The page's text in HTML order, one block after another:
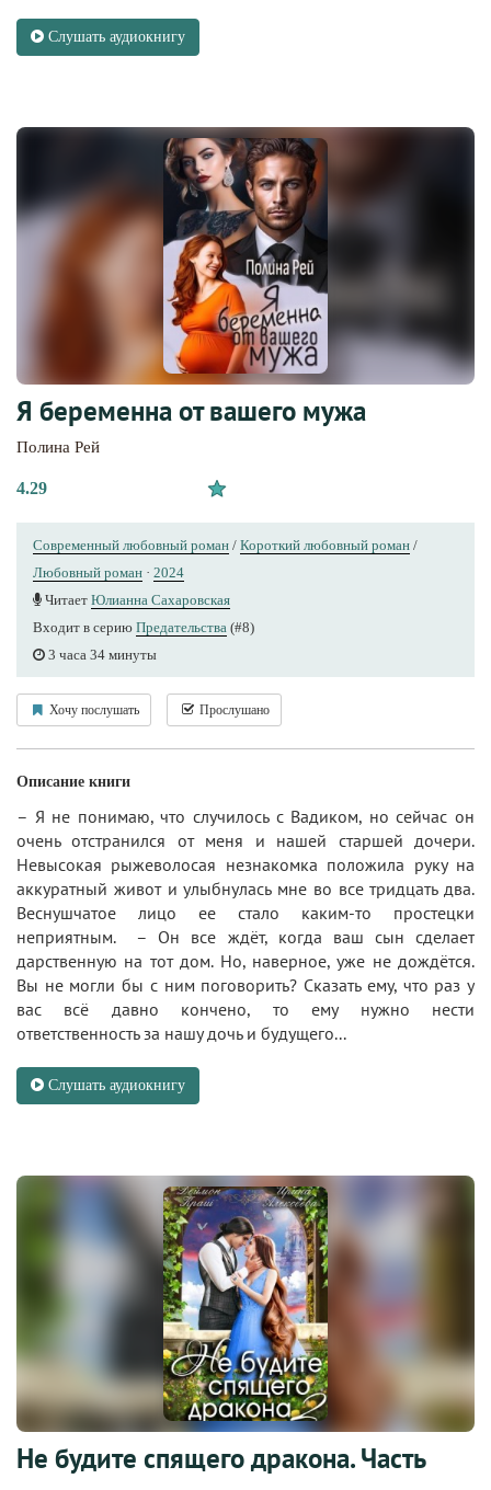
Слушать аудиокнигу
Я беременна от вашего мужа
Полина Рей
4.29
Современный любовный роман / Короткий любовный роман /
Любовный роман · 2024
Читает Юлианна Сахаровская
Входит в серию Предательства (#8)
3 часа 34 минуты
Хочу послушать Прослушано
Описание книги
– Я не понимаю, что случилось с Вадиком, но сейчас он
очень отстранился от меня и нашей старшей дочери.
Невысокая рыжеволосая незнакомка положила руку на
аккуратный живот и улыбнулась мне во все тридцать два.
Веснушчатое лицо ее стало каким-то простецки
неприятным. – Он все ждёт, когда ваш сын сделает
дарственную на тот дом. Но, наверное, уже не дождётся.
Вы не могли бы с ним поговорить? Сказать ему, что раз у
вас всё давно кончено, то ему нужно нести
ответственность за нашу дочь и будущего...
Слушать аудиокнигу
Не будите спящего дракона. Часть